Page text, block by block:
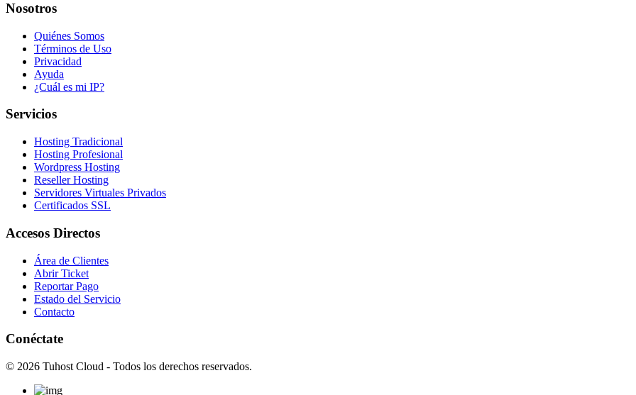
Nosotros
Quiénes Somos
Términos de Uso
Privacidad
Ayuda
¿Cuál es mi IP?
Servicios
Hosting Tradicional
Hosting Profesional
Wordpress Hosting
Reseller Hosting
Servidores Virtuales Privados
Certificados SSL
Accesos Directos
Área de Clientes
Abrir Ticket
Reportar Pago
Estado del Servicio
Contacto
Conéctate
© 2026 Tuhost Cloud - Todos los derechos reservados.